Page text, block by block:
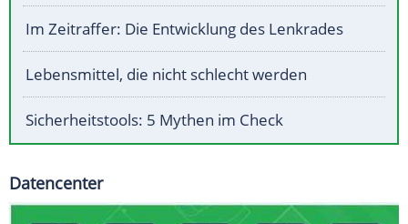
Im Zeitraffer: Die Entwicklung des Lenkrades
Lebensmittel, die nicht schlecht werden
Sicherheitstools: 5 Mythen im Check
Datencenter